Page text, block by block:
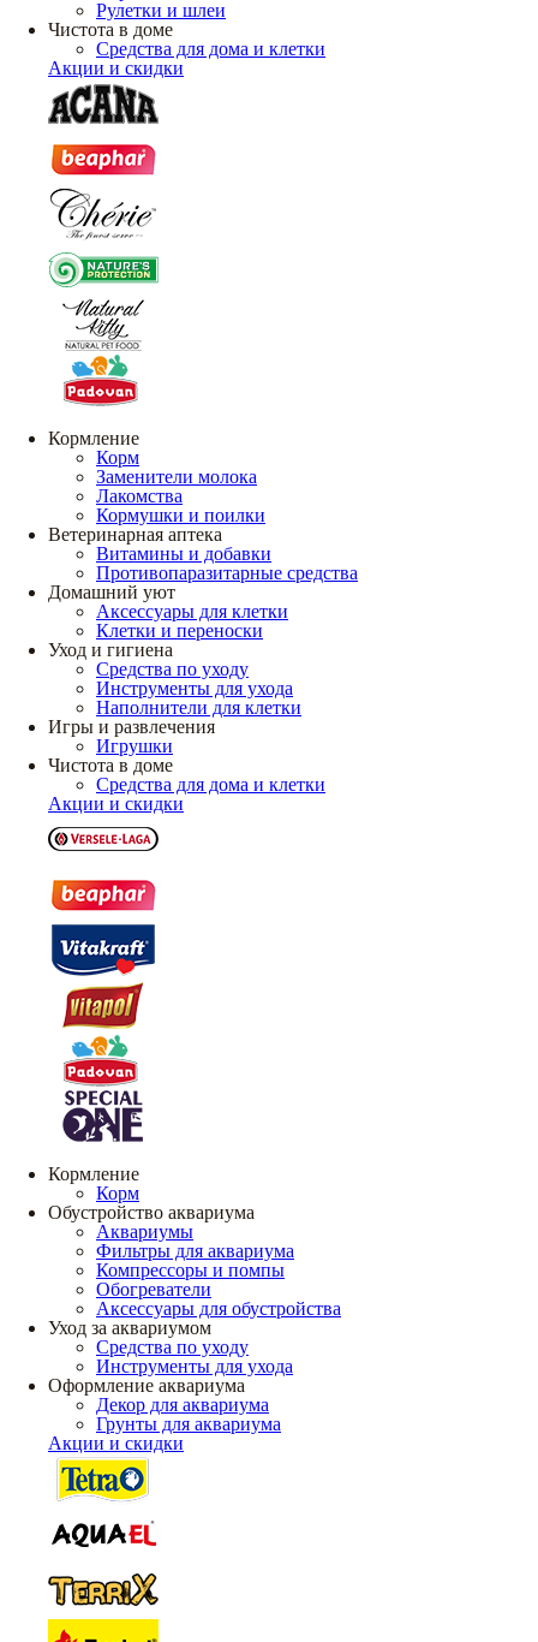
Рулетки и шлеи
Чистота в доме
Средства для дома и клетки
Акции и скидки
Кормление
Корм
Заменители молока
Лакомства
Кормушки и поилки
Ветеринарная аптека
Витамины и добавки
Противопаразитарные средства
Домашний уют
Аксессуары для клетки
Клетки и переноски
Уход и гигиена
Средства по уходу
Инструменты для ухода
Наполнители для клетки
Игры и развлечения
Игрушки
Чистота в доме
Средства для дома и клетки
Акции и скидки
Кормление
Корм
Обустройство аквариума
Аквариумы
Фильтры для аквариума
Компрессоры и помпы
Обогреватели
Аксессуары для обустройства
Уход за аквариумом
Средства по уходу
Инструменты для ухода
Оформление аквариума
Декор для аквариума
Грунты для аквариума
Акции и скидки